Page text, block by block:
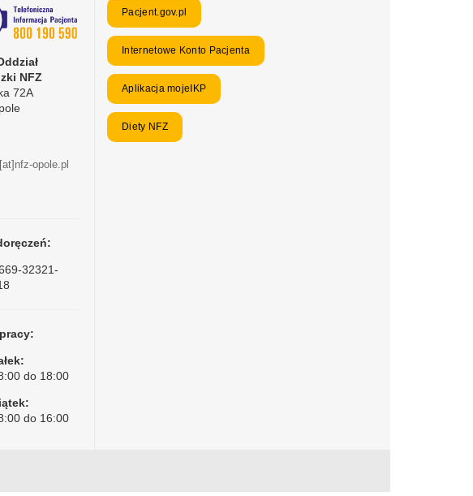
NFZ
72A
opole.pl
32321-
do 18:00
do 16:00
Pacjent.gov.pl
Internetowe Konto Pacjenta
Aplikacja mojeIKP
Diety NFZ